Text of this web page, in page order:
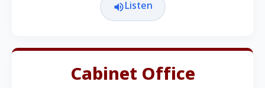
Listen
Cabinet Office